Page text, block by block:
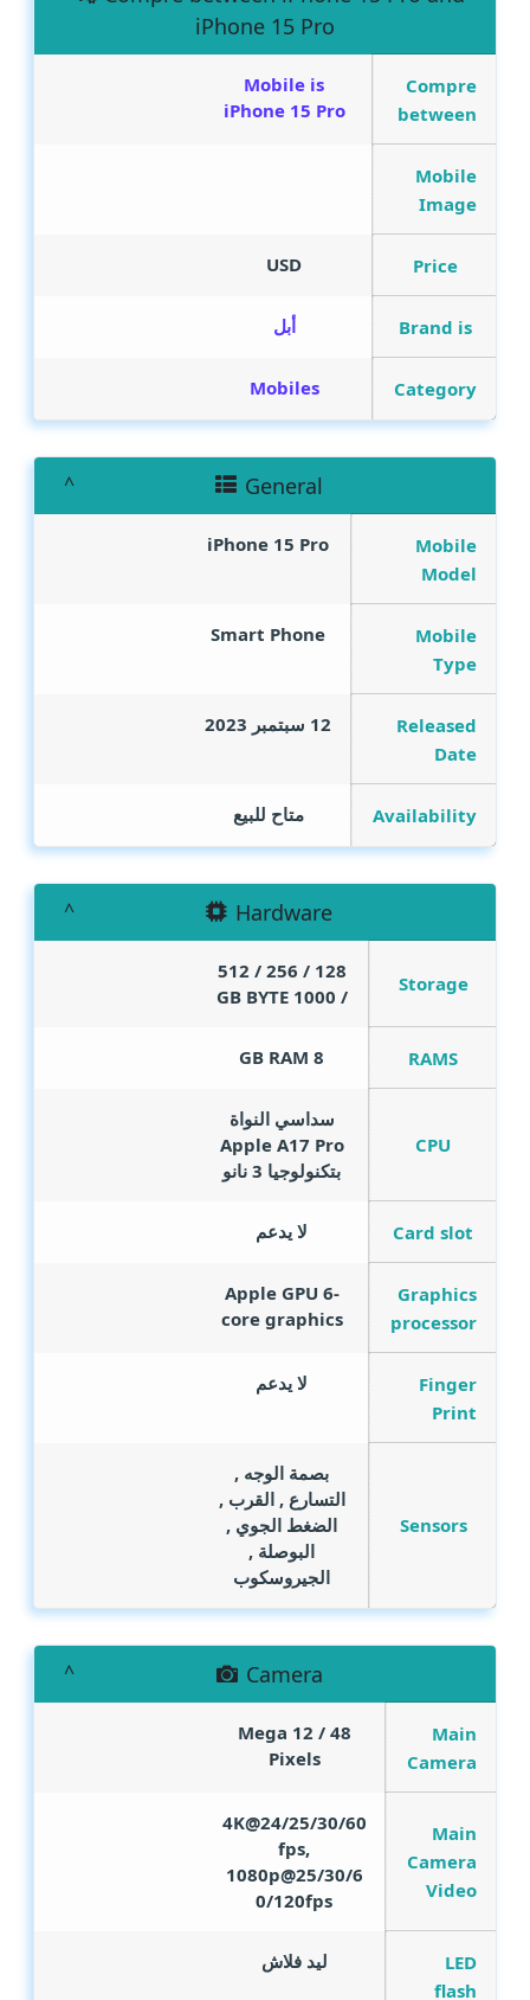
iPhone 15 Pro
Compre
between
Mobile is
iPhone 15 Pro
Mobile
Image
Price
USD
Brand is أبل
Category
Mobiles
General
Mobile
Model
iPhone 15 Pro
Mobile
Type
Smart Phone
Released
Date
12 سبتمبر 2023
Availability متاح للبيع
Hardware
Storage
128 / 256 / 512
/ 1000
GB BYTE
RAMS
8
GB RAM
CPU
سداسي النواة
Apple A17 Pro
بتكنولوجيا 3 نانو
Card slot لا يدعم
Graphics
processor
Apple GPU 6-
core graphics
Finger
Print
لا يدعم
Sensors
بصمة الوجه ,
التسارع , القرب ,
الضغط الجوي ,
البوصلة ,
الجيروسكوب
Camera
Main
Camera
48 / 12
Mega
Pixels
Main
Camera
Video
4K@24/25/30/60
fps,
1080p@25/30/6
0/120fps
LED
flash
ليد فلاش